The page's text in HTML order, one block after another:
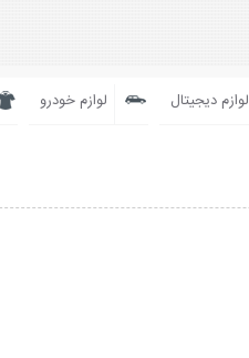
لوازم دیجیتال لوازم خودرو